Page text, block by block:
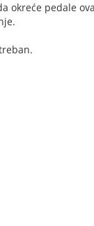
okreće pedale